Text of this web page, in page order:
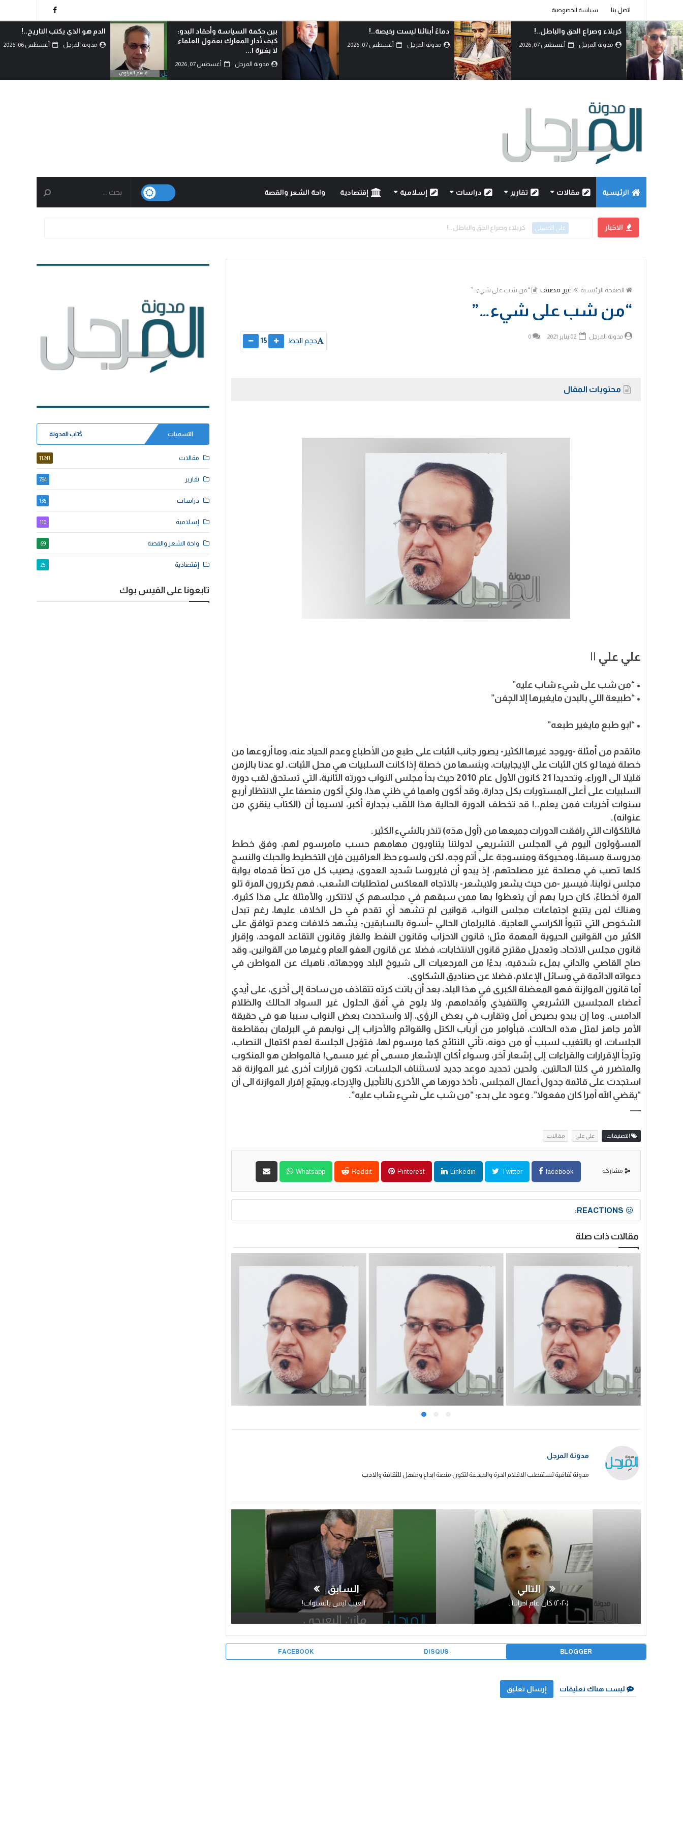
اتصل بنا سياسة الخصوصية
دماءُ أبنائنا ليست رخيصة..!
مدونة المرجل أغسطس 07, 2026
بين حكمة السياسة وأحقاد البدو:
كيف تُدار المعارك بعقول العلماء
لا بغيرة ا...
الدم هو الذي يكتب التاريخ..!
مدونة المرجل أغسطس 06, 2026
لماذا اختار الشيعة خيار احتضان
المقاومة رغم امتلاكهم الدولة؟!
الرئيسية مقالات تقارير دراسات إسلامية إقتصادية واحة الشعر والقصة
الاخبار علي الحسني كربلاء وصراع الحق والباطل..!
الصفحة الرئيسية غير مصنف “من شب على شيء…”
“من شب على شيء…”
مدونة المرجل 0 حجم الخط 15
محتويات المقال
علي علي ||
• “من شب على شيء شاب عليه”
• “طبيعة اللي بالبدن مايغيرها إلا الچفن”
• “ابو طبع مايغير طبعه”
ماتقدم من أمثلة -ويوجد غيرها الكثير- يصور جانب الثبات على طبع من الأطباع وعدم الحياد عنه، وما أروعها من
خصلة فيما لو كان الثبات على الإيجابيات، وبئسها من خصلة إذا كانت السلبيات هي محل الثبات. لو عدنا بالزمن
قليلا الى الوراء، وتحديدا 21 كانون الأول عام 2010 حيث بدأ مجلس النواب دورته الثانية، التي تستحق لقب دورة
السلبيات على أعلى المستويات بكل جدارة، وقد أكون واهما في ظني هذا، ولكي أكون منصفا علي الانتظار أربع
سنوات آخريات فمن يعلم..! قد تخطف الدورة الحالية هذا اللقب بجدارة أكبر، لاسيما أن (الكتاب ينقري من
عنوانه).
فالتلكؤات التي رافقت الدورات جميعها من (أول هدّه) تنذر بالشيء الكثير.
المسؤولون اليوم في المجلس التشريعي لدولتنا يتناوبون مهامهم حسب مامرسوم لهم، وفق خطط
مدروسة مسبقا، ومحبوكة ومنسوجة على أتم وجه، لكن ولسوء حظ العراقيين فإن التخطيط والحبك والنسج
كلها تصب في مصلحة غير مصلحتهم، إذ يبدو أن فايروسا شديد العدوى، يصيب كل من تطأ قدماه بوابة
مجلس نوابنا، فيسير -من حيث يشعر ولايشعر- بالاتجاه المعاكس لمتطلبات الشعب. فهم يكررون المرة تلو
المرة أخطاءً، كان حريا بهم أن يتعظوا بها ممن سبقهم في مجلسهم كي لاتتكرر، والأمثلة على هذا كثيرة.
وهناك لمن يتتبع اجتماعات مجلس النواب، قوانين لم تشهد أي تقدم في حل الخلاف عليها، رغم تبدل
الشخوص التي تتبوأ الكراسي العاجية. فالبرلمان الحالي –أسوة بالسابقين- يشهد خلافات وعدم توافق على
الكثير من القوانين الحيوية المهمة مثل؛ قانون الاحزاب وقانون النفط والغاز وقانون التقاعد الموحد، وإقرار
قانون مجلس الاتحاد، وتعديل مقترح قانون الانتخابات، فضلا عن قانون العفو العام وغيرها من القوانين، وقد
صاح القاصي والداني بملء شدقيه، بدءًا من المرجعيات الى شيوخ البلد ووجهائه، ناهيك عن المواطن في
دعواته الدائمة في وسائل الإعلام، فضلا عن صناديق الشكاوى.
أما قانون الموازنة فهو المعضلة الكبرى في هذا البلد، بعد أن باتت كرته تتقاذف من ساحة إلى أخرى، على أيدي
أعضاء المجلسين التشريعي والتنفيذي وأقدامهم، ولا يلوح في أفق الحلول غير السواد الحالك والظلام
الدامس. وما إن يبدو بصيص أمل وتقارب في بعض الرؤى، إلا واستحدث بعض النواب سببا هو في حقيقة
الأمر جاهز لمثل هذه الحالات، فبأوامر من أرباب الكتل والقوائم والأحزاب إلى نوابهم في البرلمان بمقاطعة
الجلسات، او بالتغيب لسبب أو من دونه، تأتي النتائج كما مرسوم لها، فتؤجل الجلسة لعدم اكتمال النصاب،
وترجأ الإقرارات والقراءات إلى إشعار آخر، وسواء أكان الإشعار مسمى أم غير مسمى! فالمواطن هو المنكوب
والمتضرر في كلتا الحالتين. ولحين تحديد موعد جديد لاستئناف الجلسات، تكون قرارات أخرى غير الموازنة قد
استجدت على قائمة جدول أعمال المجلس، تأخذ دورها هي الأخرى بالتأجيل والإرجاء، ويميّع إقرار الموازنة الى أن
“يقضي الله أمرا كان مفعولا”. وعود على بدء؛ “من شب على شيء شاب عليه”.
ـــــــ
التصنيفات: علي علي مقالات
مشاركة facebook
Twitter
Linkedin
Pinterest
Reddit
Whatsapp
REACTIONS:
مقالات ذات صلة
مدونة المرجل
مدونة ثقافية تستقطب الاقلام الحرة والمبدعة لتكون منصة ابداع ومنهل للثقافة والادب
التالي
(٢٠٢٠) كان عام احزاننا..
السابق
العيب ليس بالسنوات!
BLOGGER
DISQUS
FACEBOOK
ليست هناك تعليقات إرسال تعليق
التسميات كُتاب المدونة
مقالات 11241
تقارير 784
دراسات 135
إسلامية 110
واحة الشعر والقصة 69
إقتصادية 25
تابعونا على الفيس بوك